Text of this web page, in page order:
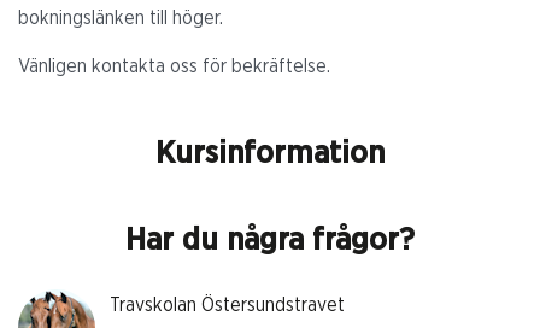
bokningslänken till höger.
Vänligen kontakta oss för bekräftelse.
Kursinformation
Har du några frågor?
Travskolan Östersundstravet